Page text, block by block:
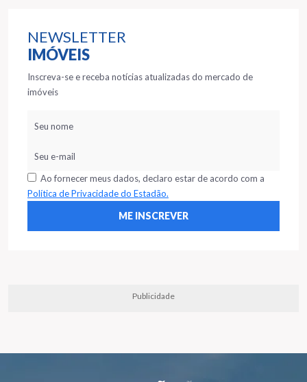
NEWSLETTER
IMÓVEIS
Inscreva-se e receba notícias atualizadas do mercado de
imóveis
Ao fornecer meus dados, declaro estar de acordo com a
Política de Privacidade do Estadão.
Publicidade